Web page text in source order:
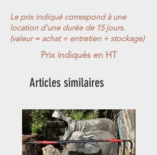
Le prix indiqué correspond à une
location d'une durée de 15 jours.
(valeur = achat + entretien + stockage)
Prix indiqués en HT
Articles similaires